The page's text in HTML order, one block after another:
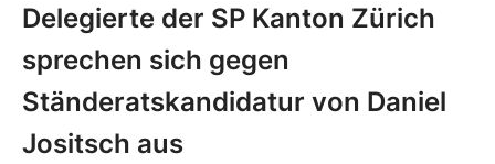
Delegierte der SP Kanton Zürich
sprechen sich gegen
Ständeratskandidatur von Daniel
Jositsch aus